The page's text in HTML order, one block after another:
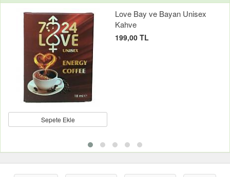
Sepete Ekle
Love Bay ve Bayan Unisex
Kahve
199,00 TL